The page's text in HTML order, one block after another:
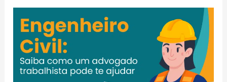
assinada,
saiba
como
um